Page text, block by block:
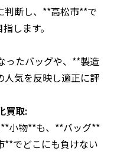
判断し、**高松市**で
します。
ったバッグや、**製造
気を反映し適正に評
買取:
小物**も、**バッグ**
**でどこにも負けない